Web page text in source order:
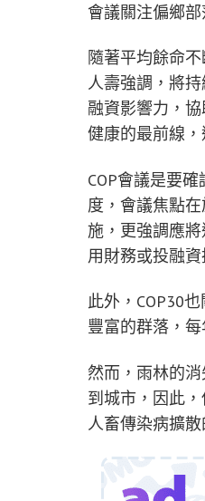
會議關注偏鄉部
隨著平均餘命
人壽強調，將
融資影響力，
健康的最前線
COP會議是要
度，會議焦點
施，更強調應
用財務或投融
此外，COP30
豐富的群落，
然而，雨林的
到城市，因此
人畜傳染病擴散